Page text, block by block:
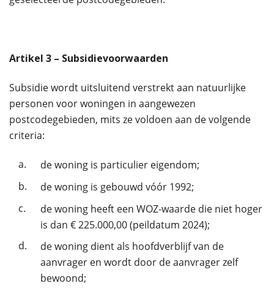
Artikel 3 – Subsidievoorwaarden
Subsidie wordt uitsluitend verstrekt aan natuurlijke
personen voor woningen in aangewezen
postcodegebieden, mits ze voldoen aan de volgende
criteria:
a.
de woning is particulier eigendom;
b.
de woning is gebouwd vóór 1992;
c.
de woning heeft een WOZ-waarde die niet hoger
is dan € 225.000,00 (peildatum 2024);
d.
de woning dient als hoofdverblijf van de
aanvrager en wordt door de aanvrager zelf
bewoond;